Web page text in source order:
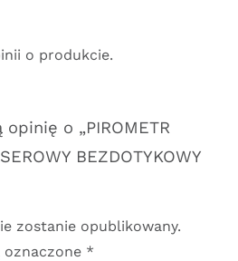
o produkcie.
o „PIROMETR
BEZDOTYKOWY
zostanie opublikowany.
oznaczone *